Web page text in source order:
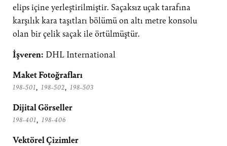
EN
elips içine yerleştirilmiştir. Saçaksız uçak tarafına
karşılık kara taşıtları bölümü on altı metre konsolu
olan bir çelik saçak ile örtülmüştür.
İşveren: DHL International
Maket Fotoğrafları
198-501, 198-502, 198-503
Dijital Görseller
198-401, 198-406
Vektörel Çizimler